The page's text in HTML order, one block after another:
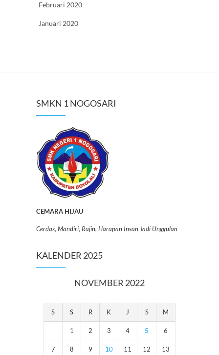
Februari 2020
Januari 2020
SMKN 1 NOGOSARI
CEMARA HIJAU
Cerdas, Mandiri, Rajin, Harapan Insan Jadi Unggulan
KALENDER 2025
NOVEMBER 2022
S S R K J S M
1 2 3 4 5 6
7 8 9 10 11 12 13